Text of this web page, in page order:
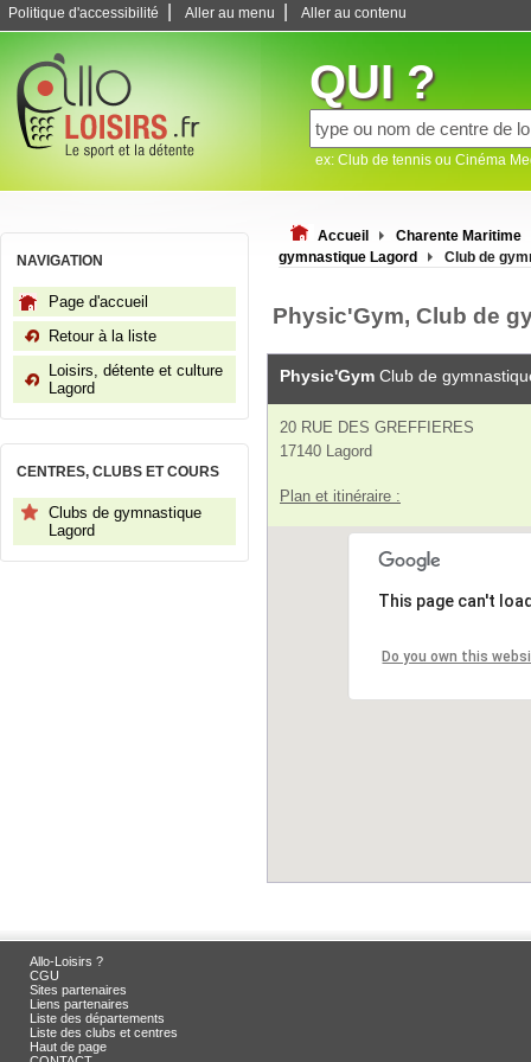
Politique d'accessibilité Aller au menu Aller au contenu
QUI ?
ex: Club de tennis ou Cinéma
NAVIGATION
Page d'accueil
Retour à la liste
Loisirs, détente et culture
Lagord
CENTRES, CLUBS ET COURS
Clubs de gymnastique
Lagord
Accueil
Charente Maritime
gymnastique Lagord
Club de
Physic'Gym, Club de
Physic'Gym Club de
20 RUE DES GREFFIERES
17140 Lagord
Plan et itinéraire :
This page can't
Do you own this
Allo-Loisirs ?
CGU
Sites partenaires
Liens partenaires
Liste des départements
Liste des clubs et centres
Haut de page